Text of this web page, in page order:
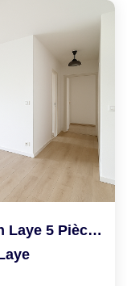
Appartement Saint Germain En Laye 5 Pièce(s) 96.32 M2